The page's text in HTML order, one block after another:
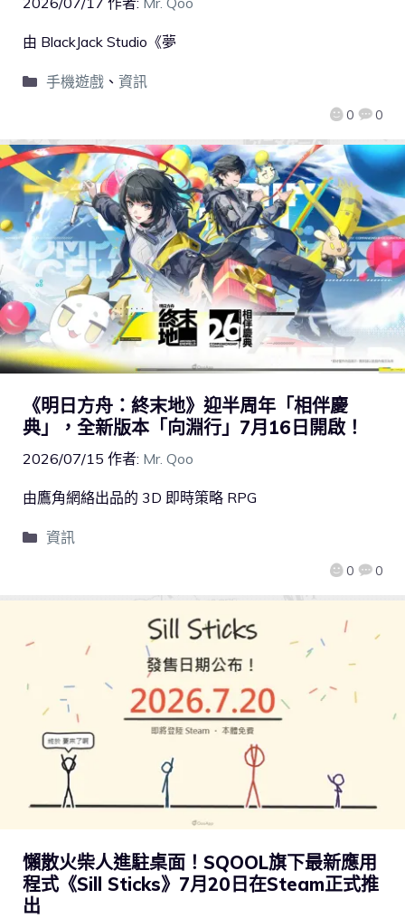
0 0
由 BlackJack Studio《夢
手機遊戲、 資訊
《明日方舟：終末地》迎半周年「相伴慶
典」，全新版本「向淵行」7月16日開啟！
2026/07/15 作者: Mr. Qoo
0 0
由鷹角網絡出品的 3D 即時策略 RPG
資訊
懶散火柴人進駐桌面！SQOOL旗下最新應用
程式《Sill Sticks》7月20日在Steam正式推
出